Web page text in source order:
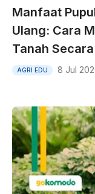
Manfaat
Ulang: Cara
Tanah
AGRI EDU 8 Jul